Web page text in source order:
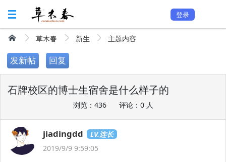
登录
草木春 新生 主题内容
发新帖 回复
石牌校区的博士生宿舍是什么样子的
浏览：436 评论：0 人
jiadingdd
LV.连长
2019/9/9 9:59:05